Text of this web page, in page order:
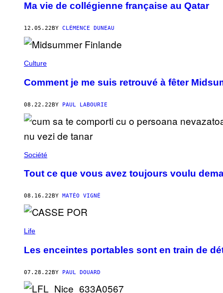
Ma vie de collégienne française au Qatar
12.05.22 BY CLÉMENCE DUNEAU
Culture
Comment je me suis retrouvé à fêter
08.22.22BY PAUL LABOURIE
Société
Tout ce que vous avez toujours voulu
08.16.22 BY MATÉO VIGNÉ
Life
Les enceintes portables sont en train de
07.28.22BY PAUL DOUARD